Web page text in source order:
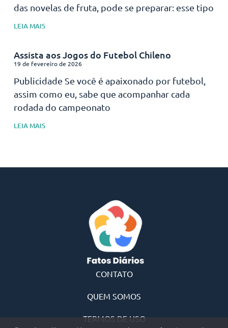
das novelas de fruta, pode se preparar: esse tipo
LEIA MAIS
Assista aos Jogos do Futebol Chileno
19 de fevereiro de 2026
Publicidade Se você é apaixonado por futebol,
assim como eu, sabe que acompanhar cada
rodada do campeonato
LEIA MAIS
CONTATO
QUEM SOMOS
TERMOS DE USO